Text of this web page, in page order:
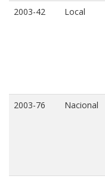
2003-42 Local
2003-76 Nacional